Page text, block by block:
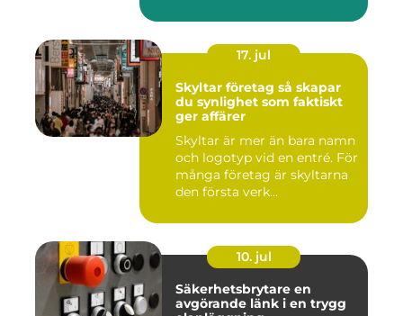
17. jul
Skyltar företag så skapar
du synlighet som faktiskt
ger affärer
Skyltar är mer än bara namn
och logotyp vid en entré. För
många företag är skyltarna
den första verk...
10. jul
Säkerhetsbrytare en
avgörande länk i en trygg